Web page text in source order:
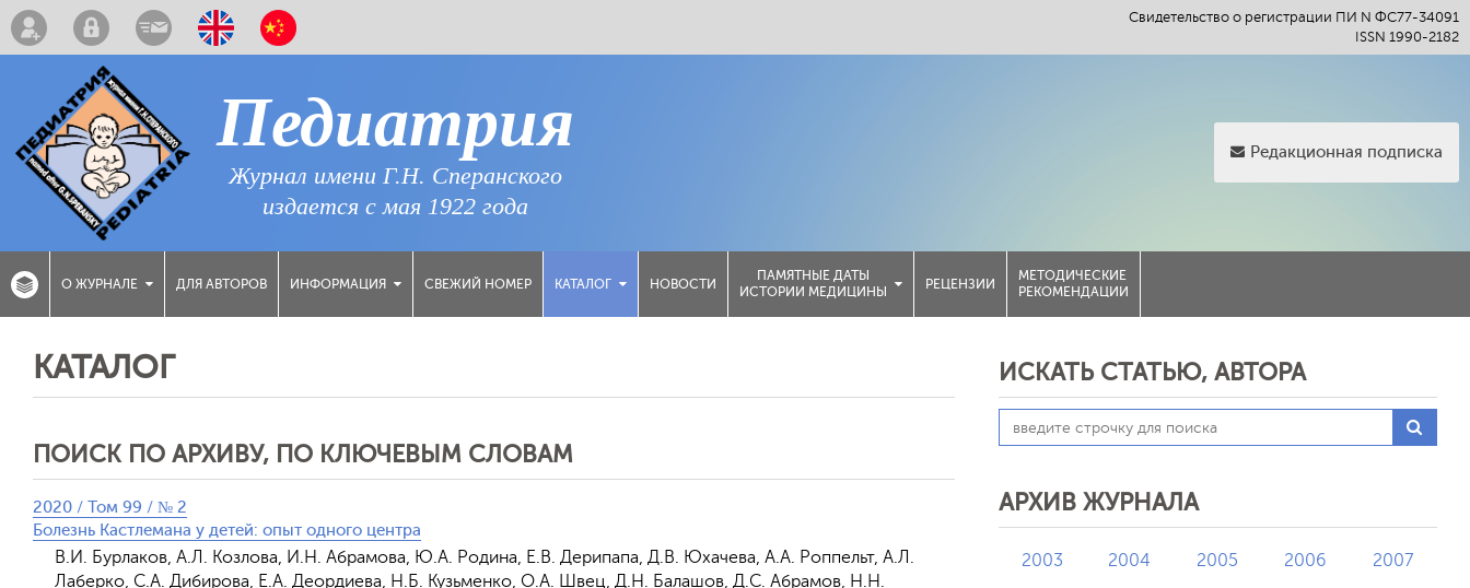
Свидетельство о регистрации ПИ N ФС77-34091
ISSN 1990-2182
Педиатрия
Журнал имени Г.Н. Сперанского
издается с мая 1922 года
Редакционная подписка
О ЖУРНАЛЕ ДЛЯ АВТОРОВ ИНФОРМАЦИЯ СВЕЖИЙ НОМЕР КАТАЛОГ НОВОСТИ
ПАМЯТНЫЕ ДАТЫ
ИСТОРИИ МЕДИЦИНЫ
РЕЦЕНЗИИ
МЕТОДИЧЕСКИЕ
РЕКОМЕНДАЦИИ
КАТАЛОГ
ПОИСК ПО АРХИВУ, ПО КЛЮЧЕВЫМ СЛОВАМ
2020 / Том 99 / № 2
Болезнь Кастлемана у детей: опыт одного центра
В.И. Бурлаков, А.Л. Козлова, И.Н. Абрамова, Ю.А. Родина, Е.В. Дерипапа, Д.В. Юхачева, А.А. Роппельт, А.Л.
Лаберко, С.А. Дибирова, Е.А. Деордиева, Н.Б. Кузьменко, О.А. Швец, Д.Н. Балашов, Д.С. Абрамов, Н.Н.
ИСКАТЬ СТАТЬЮ, АВТОРА
АРХИВ ЖУРНАЛА
2003 2004 2005 2006 2007